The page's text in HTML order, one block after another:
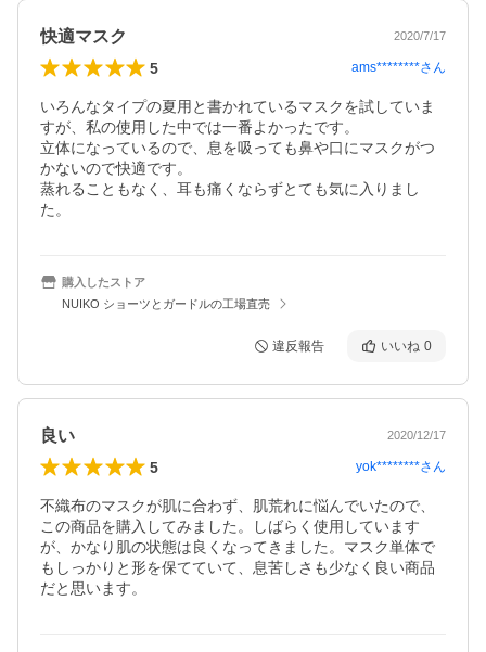
快適マスク 2020/7/17
5 ams********さん
いろんなタイプの夏用と書かれているマスクを試していま
すが、私の使用した中では一番よかったです。
立体になっているので、息を吸っても鼻や口にマスクがつ
かないので快適です。
蒸れることもなく、耳も痛くならずとても気に入りまし
た。
購入したストア
NUIKO ショーツとガードルの工場直売
違反報告 いいね 0
良い 2020/12/17
5 yok********さん
不織布のマスクが肌に合わず、肌荒れに悩んでいたので、
この商品を購入してみました。しばらく使用しています
が、かなり肌の状態は良くなってきました。マスク単体で
もしっかりと形を保てていて、息苦しさも少なく良い商品
だと思います。